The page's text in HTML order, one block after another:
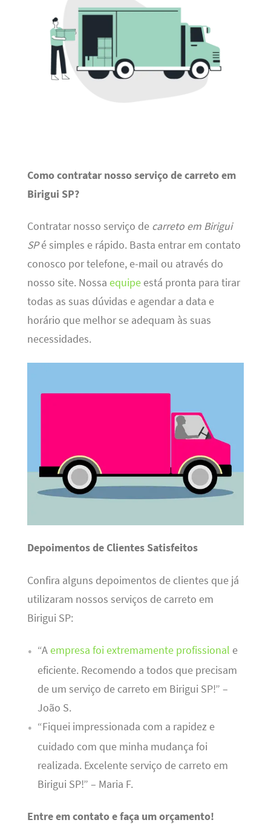
Como contratar nosso serviço de carreto em
Birigui SP?
Contratar nosso serviço de carreto em Birigui
SPé simples e rápido. Basta entrar em contato
conosco por telefone, e-mail ou através do
nosso site. Nossa equipeestá pronta para tirar
todas as suas dúvidas e agendar a data e
horário que melhor se adequam às suas
necessidades.
Depoimentos de Clientes Satisfeitos
Confira alguns depoimentos de clientes que já
utilizaram nossos serviços de carreto em
Birigui SP:
“Aempresa foi extremamente profissional e
eficiente. Recomendo a todos que precisam
de um serviço de carreto em Birigui SP!” –
João S.
“Fiquei impressionada com a rapidez e
cuidado com que minha mudança foi
realizada. Excelente serviço de carreto em
Birigui SP!” – Maria F.
Entre em contato e faça um orçamento!